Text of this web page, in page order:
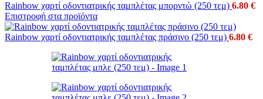
Rainbow χαρτί οδοντιατρικής ταμπλέτας μπορντώ (250 τεμ) 6.80 €
Επιστροφή στα προϊόντα
Rainbow χαρτί οδοντιατρικής ταμπλέτας πράσινο (250 τεμ) 6.80 €